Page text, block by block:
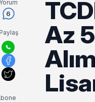
Yorum
6
Paylaş
Az